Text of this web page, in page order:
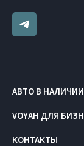
АВТО В НАЛИЧИИ
VOYAH ДЛЯ
КОНТАКТЫ